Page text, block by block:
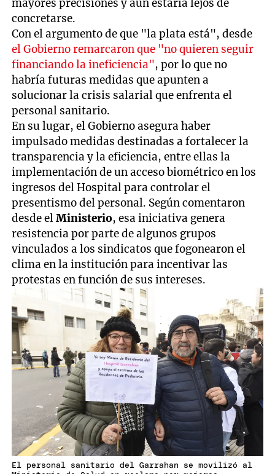
mayores precisiones y aun estaría lejos de
concretarse.
Con el argumento de que "la plata está", desde
el Gobierno remarcaron que "no quieren seguir
financiando la ineficiencia", por lo que no
habría futuras medidas que apunten a
solucionar la crisis salarial que enfrenta el
personal sanitario.
En su lugar, el Gobierno asegura haber
impulsado medidas destinadas a fortalecer la
transparencia y la eficiencia, entre ellas la
implementación de un acceso biométrico en los
ingresos del Hospital para controlar el
presentismo del personal. Según comentaron
desde elMinisterio, esa iniciativa genera
resistencia por parte de algunos grupos
vinculados a los sindicatos que fogonearon el
clima en la institución para incentivar las
protestas en función de sus intereses.
El personal sanitario del Garrahan se movilizó al